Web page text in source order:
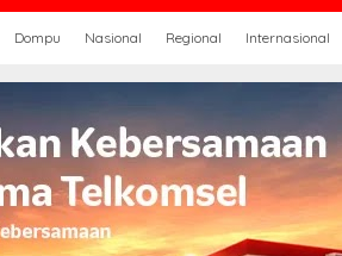
Dompu Nasional Regional Internasional